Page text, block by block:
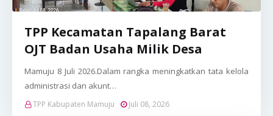
TPP Kecamatan Tapalang Barat
OJT Badan Usaha Milik Desa
Mamuju 8 Juli 2026.Dalam rangka meningkatkan tata kelola
administrasi dan akunt…
TPP Kabupaten Mamuju Juli 08, 2026